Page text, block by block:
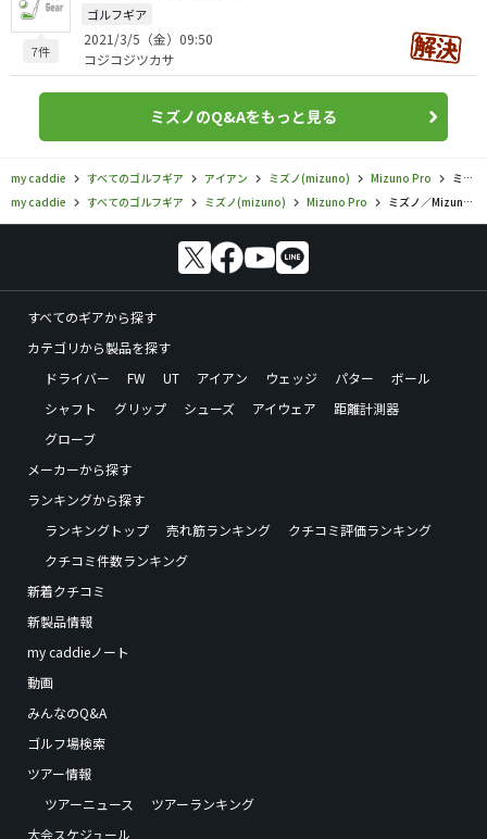
7件
ゴルフギア
2021/3/5（金）09:50
コジコジツカサ
ミズノのQ&Aをもっと見る
my caddie すべてのゴルフギア アイアン ミズノ(mizuno) Mizuno Pro
ミズノ／Mizuno Pro／Mizuno Pro 245 アイアンの口コミ評価
my caddie
すべてのゴルフギア ミズノ(mizuno) Mizuno Pro ミズノ／Mizuno Pro／Mizuno Pro 245 アイアンの口コミ評価
すべてのギアから探す
カテゴリから製品を探す
ドライバー
FW UT アイアン ウェッジ パター
ボール
シャフト
グリップ シューズ アイウェア
距離計測器
グローブ
メーカーから探す
ランキングから探す
ランキングトップ
売れ筋ランキング
クチコミ評価ランキング
クチコミ件数ランキング
新着クチコミ
新製品情報
my caddieノート
動画
みんなのQ&A
ゴルフ場検索
ツアー情報
ツアーニュース
ツアーランキング
大会スケジュール